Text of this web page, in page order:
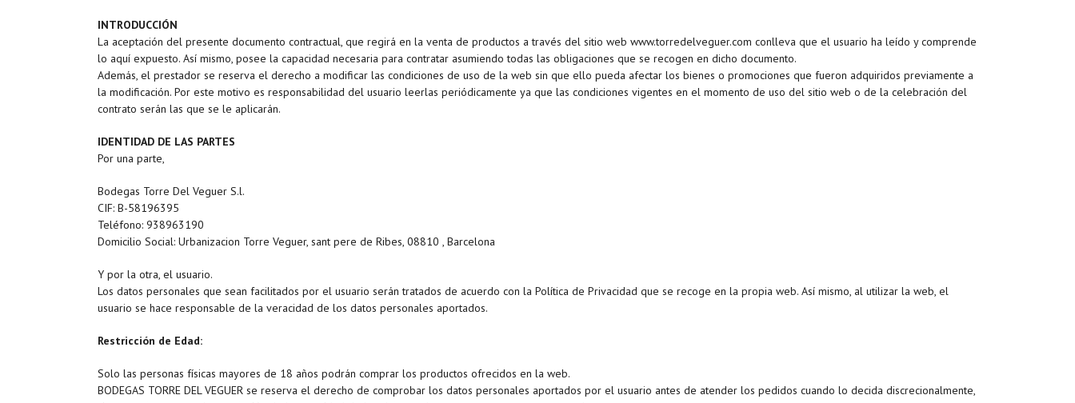
INTRODUCCIÓN
La aceptación del presente documento contractual, que regirá en la venta de productos a través del sitio web www.torredelveguer.com conlleva que el usuario ha leído y comprende
lo aquí expuesto. Así mismo, posee la capacidad necesaria para contratar asumiendo todas las obligaciones que se recogen en dicho documento.
Además, el prestador se reserva el derecho a modificar las condiciones de uso de la web sin que ello pueda afectar los bienes o promociones que fueron adquiridos previamente a
la modificación. Por este motivo es responsabilidad del usuario leerlas periódicamente ya que las condiciones vigentes en el momento de uso del sitio web o de la celebración del
contrato serán las que se le aplicarán.
IDENTIDAD DE LAS PARTES
Por una parte,
Bodegas Torre Del Veguer S.l.
CIF: B-58196395
Teléfono: 938963190
Domicilio Social: Urbanizacion Torre Veguer, sant pere de Ribes, 08810 , Barcelona
Y por la otra, el usuario.
Los datos personales que sean facilitados por el usuario serán tratados de acuerdo con la Política de Privacidad que se recoge en la propia web. Así mismo, al utilizar la web, el
usuario se hace responsable de la veracidad de los datos personales aportados.
Restricción de Edad:
Solo las personas físicas mayores de 18 años podrán comprar los productos ofrecidos en la web.
BODEGAS TORRE DEL VEGUER se reserva el derecho de comprobar los datos personales aportados por el usuario antes de atender los pedidos cuando lo decida discrecionalmente,